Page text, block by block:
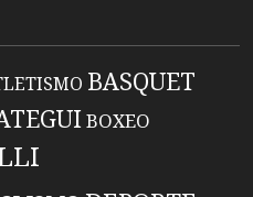
BASQUET
BOXEO